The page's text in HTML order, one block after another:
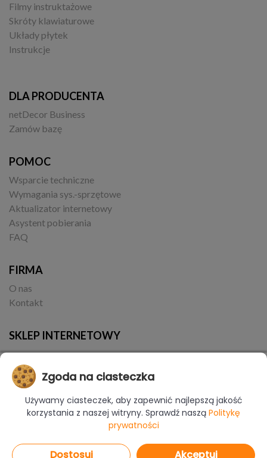
Filmy instruktażowe
Skróty klawiaturowe
Układy płytek
Instrukcje
DLA PRODUCENTA
netDecor Business
Zamów bazę
POMOC
Wsparcie techniczne
Wymagania sys.-sprzętowe
Aktualizator internetowy
Asystent pobierania
FAQ
FIRMA
O nas
Kontakt
SKLEP INTERNETOWY
© Copyright 2017-2026 CAD Projekt K&A | Realizacja:
Zgoda na ciasteczka
Używamy ciasteczek, aby zapewnić najlepszą jakość
korzystania z naszej witryny. Sprawdź naszą Politykę
prywatności
Akceptuj
Dostosuj